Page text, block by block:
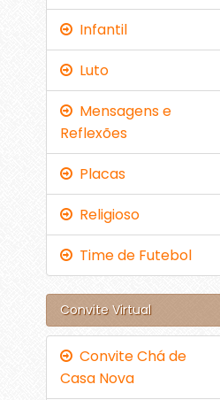
Infantil
Luto
Mensagens e
Reflexões
Placas
Religioso
Time de Futebol
Convite Virtual
Convite Chá de
Casa Nova